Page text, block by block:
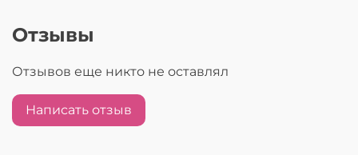
Отзывы
Отзывов еще никто не оставлял
Написать отзыв